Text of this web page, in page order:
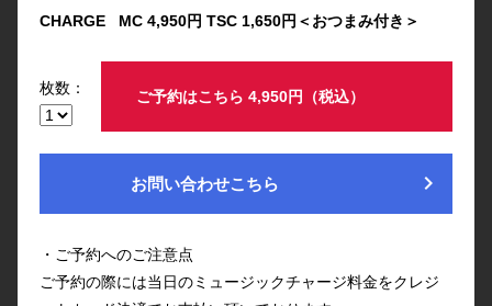
CHARGE MC 4,950円 TSC 1,650円＜おつまみ付き＞
枚数： ご予約はこちら 4,950円（税込）
お問い合わせこちら chevron_right
・ご予約へのご注意点
ご予約の際には当日のミュージックチャージ料金をクレジ